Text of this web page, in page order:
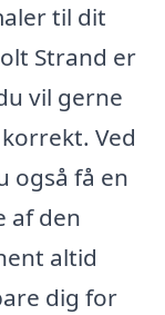
til dit
Strand er
vil gerne
Ved
også få en
af den
altid
dig for